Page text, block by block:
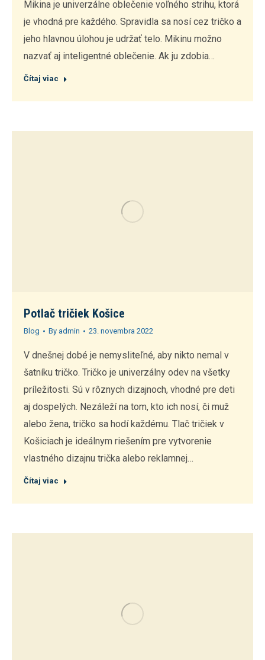
Mikina je univerzálne oblečenie voľného strihu, ktorá
je vhodná pre každého. Spravidla sa nosí cez tričko a
jeho hlavnou úlohou je udržať telo. Mikinu možno
nazvať aj inteligentné oblečenie. Ak ju zdobia…
Čítaj viac
Potlač tričiek Košice
Blog By admin 23. novembra 2022
V dnešnej dobé je nemysliteľné, aby nikto nemal v
šatníku tričko. Tričko je univerzálny odev na všetky
príležitosti. Sú v rôznych dizajnoch, vhodné pre deti
aj dospelých. Nezáleží na tom, kto ich nosí, či muž
alebo žena, tričko sa hodí každému. Tlač tričiek v
Košiciach je ideálnym riešením pre vytvorenie
vlastného dizajnu trička alebo reklamnej…
Čítaj viac